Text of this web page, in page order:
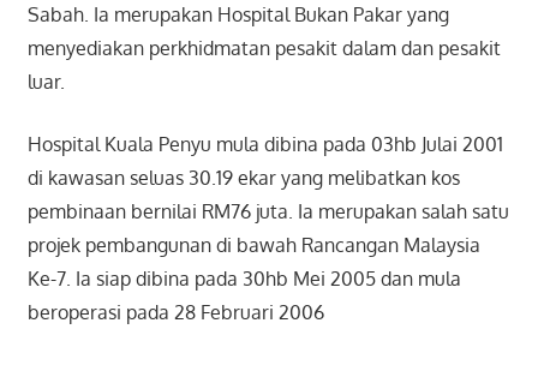
Sabah. Ia merupakan Hospital Bukan Pakar yang
menyediakan perkhidmatan pesakit dalam dan pesakit
luar.
Hospital Kuala Penyu mula dibina pada 03hb Julai 2001
di kawasan seluas 30.19 ekar yang melibatkan kos
pembinaan bernilai RM76 juta. Ia merupakan salah satu
projek pembangunan di bawah Rancangan Malaysia
Ke-7. Ia siap dibina pada 30hb Mei 2005 dan mula
beroperasi pada 28 Februari 2006